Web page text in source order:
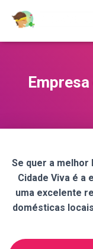
Se quer a melhor
Cidade Viva é a
uma excelente
domésticas